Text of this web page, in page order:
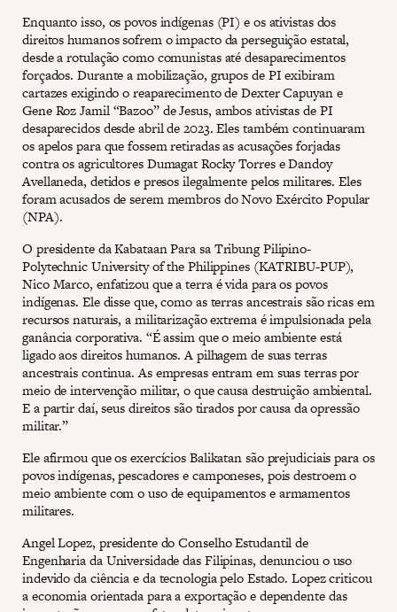
Enquanto isso, os povos indígenas (PI) e os ativistas dos
direitos humanos sofrem o impacto da perseguição estatal,
desde a rotulação como comunistas até desaparecimentos
forçados. Durante a mobilização, grupos de PI exibiram
cartazes exigindo o reaparecimento de Dexter Capuyan e
Gene Roz Jamil “Bazoo” de Jesus, ambos ativistas de PI
desaparecidos desde abril de 2023. Eles também continuaram
os apelos para que fossem retiradas as acusações forjadas
contra os agricultores Dumagat Rocky Torres e Dandoy
Avellaneda, detidos e presos ilegalmente pelos militares. Eles
foram acusados de serem membros do Novo Exército Popular
(NPA).
O presidente da Kabataan Para sa Tribung Pilipino-
Polytechnic University of the Philippines (KATRIBU-PUP),
Nico Marco, enfatizou que a terra é vida para os povos
indígenas. Ele disse que, como as terras ancestrais são ricas em
recursos naturais, a militarização extrema é impulsionada pela
ganância corporativa. “É assim que o meio ambiente está
ligado aos direitos humanos. A pilhagem de suas terras
ancestrais continua. As empresas entram em suas terras por
meio de intervenção militar, o que causa destruição ambiental.
E a partir daí, seus direitos são tirados por causa da opressão
militar.”
Ele afirmou que os exercícios Balikatan são prejudiciais para os
povos indígenas, pescadores e camponeses, pois destroem o
meio ambiente com o uso de equipamentos e armamentos
militares.
Angel Lopez, presidente do Conselho Estudantil de
Engenharia da Universidade das Filipinas, denunciou o uso
indevido da ciência e da tecnologia pelo Estado. Lopez criticou
a economia orientada para a exportação e dependente das